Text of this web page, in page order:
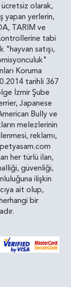
ücretsiz olarak,
yapan yerlerin,
TARIM ve
tabi
satışı,
Koruma
tarihli 367
İzmir Şube
Japanese
Bully ve
melezlerinin
reklamı,
her türlü ilan,
güvenliği,
ilişkin
ait olup,
bir